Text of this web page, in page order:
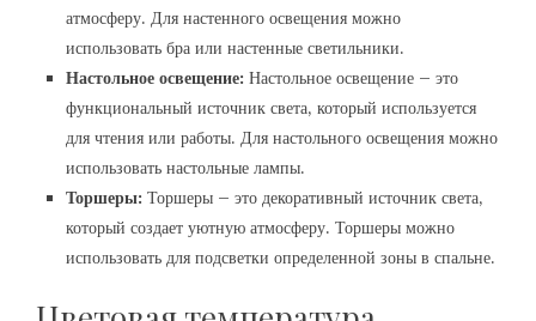
атмосферу. Для настенного освещения можно
использовать бра или настенные светильники.
Настольное освещение: Настольное освещение – это
функциональный источник света‚ который используется
для чтения или работы. Для настольного освещения можно
использовать настольные лампы.
Торшеры: Торшеры – это декоративный источник света‚
который создает уютную атмосферу. Торшеры можно
использовать для подсветки определенной зоны в спальне.